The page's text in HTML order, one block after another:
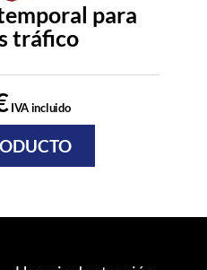
para
tráfico
IVA incluido